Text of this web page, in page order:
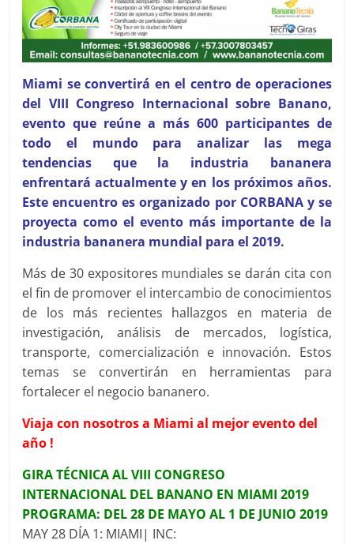
Miami se convertirá en el centro de operaciones
del VIII Congreso Internacional sobre Banano,
evento que reúne a más 600 participantes de
todo el mundo para analizar las mega
tendencias que la industria bananera
enfrentará actualmente y en los próximos años.
Este encuentro es organizado por CORBANA y se
proyecta como el evento más importante de la
industria bananera mundial para el 2019.
Más de 30 expositores mundiales se darán cita con
el fin de promover el intercambio de conocimientos
de los más recientes hallazgos en materia de
investigación, análisis de mercados, logística,
transporte, comercialización e innovación. Estos
temas se convertirán en herramientas para
fortalecer el negocio bananero.
Viaja con nosotros a Miami al mejor evento del
año !
GIRA TÉCNICA AL VIII CONGRESO
INTERNACIONAL DEL BANANO EN MIAMI 2019
PROGRAMA: DEL 28 DE MAYO AL 1 DE JUNIO 2019
MAY 28 DÍA 1: MIAMI| INC: